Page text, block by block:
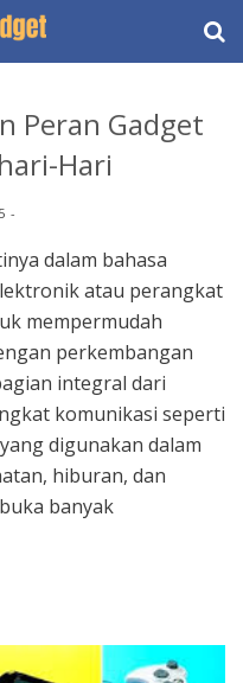
Peran Gadget
Hari
dalam bahasa
atau perangkat
mempermudah
perkembangan
integral dari
komunikasi seperti
digunakan dalam
hiburan, dan
banyak